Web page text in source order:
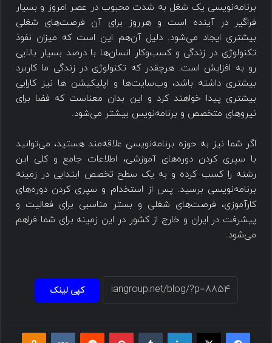
برنامه‌نویسی یک شغل به شدت محبوب در عصر امروز و بسیار
فراگیر در آینده است و هرروز برای آن فرصت‌های شغلی
بیشتری ایجاد می‌شود. دلیل آن‌هم این است که میزان نفوذ
تکنولوژی در زندگی و کسب‌وکار انسان‌ها با درصد بسیار بالایی
رو به افزایش است. هرچقدر که تکنولوژی در زندگی ما کاربرد
بیشتری داشته باشد، وب‌سایت‌ها و اپلیکیشن ها نیز کارایی
بیشتری پیدا خواهند کرد و این بدان معناست که فضا برای
نیروهای متخصص و برنامه‌نویس بیشتر می‌شود.
اگر شما نیز به حوزه برنامه‌نویسی علاقه‌مند هستید، می‌توانید
با سپری کردن دوره‌های آموزشی، اطلاعات جامع و کلی این
رشته را کسب کرده و به یک سطح تخصص ابتدایی در زمینه
برنامه‌نویسی برسید. پس از استخدام و سپری کردن دوره‌های
کارآموزی، فرصت‌های شغلی و بستر مناسبی برای فعالیت و
پیشرفت در ایران و خارج از کشور در این زمینه برای شما فراهم
می‌شود.
کپی لینک